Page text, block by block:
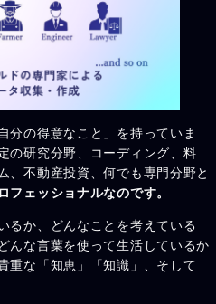
分の得意なこと」を持っていま
の研究分野、コーディング、料
、不動産投資、何でも専門分野と
フェッショナルなのです。
るか、どんなことを考えている
んな言葉を使って生活しているか
重な「知恵」「知識」、そして